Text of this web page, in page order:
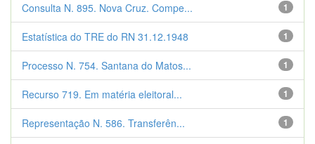
1
Consulta N. 895. Nova Cruz. Compe...
1
Estatística do TRE do RN 31.12.1948
1
Processo N. 754. Santana do Matos...
1
Recurso 719. Em matéria eleitoral...
1
Representação N. 586. Transferên...